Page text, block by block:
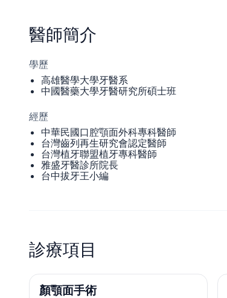
醫師簡介
學歷
高雄醫學大學牙醫系
中國醫藥大學牙醫研究所碩士班
經歷
中華民國口腔顎面外科專科醫師
台灣齒列再生研究會認定醫師
台灣植牙聯盟植牙專科醫師
雅盛牙醫診所院長
台中拔牙王小編
診療項目
顏顎面手術